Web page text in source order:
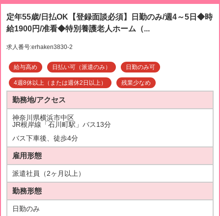
定年55歳/日払OK【登録面談必須】日勤のみ/週4～5日◆時
給1900円/准看◆特別養護老人ホーム（...
求人番号:erhaken3830-2
給与高め 日払い可（派遣のみ） 日勤のみ可
4週8休以上（または週休2日以上） 残業少なめ
勤務地/アクセス
神奈川県横浜市中区
JR根岸線「石川町駅」バス13分
バス下車後、徒歩4分
雇用形態
派遣社員（2ヶ月以上）
勤務形態
日勤のみ